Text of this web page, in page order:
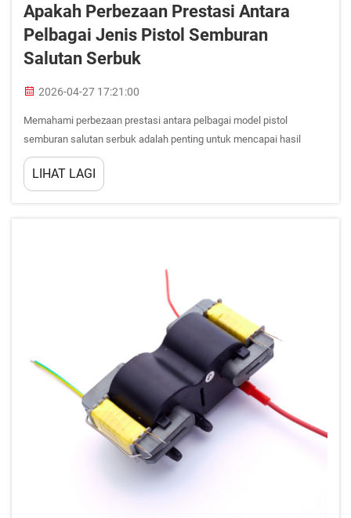
Apakah Perbezaan Prestasi Antara
Pelbagai Jenis Pistol Semburan
Salutan Serbuk
2026-04-27 17:21:00
Memahami perbezaan prestasi antara pelbagai model pistol
semburan salutan serbuk adalah penting untuk mencapai hasil
penyelesaian yang optimal dalam operasi salutan industri. Reka
bentuk pistol semburan yang berbeza, mekanisme penghantaran,
output voltan, dan kon...
LIHAT LAGI